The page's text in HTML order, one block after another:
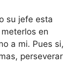
su jefe esta
en
a mi. Pues si,
perseverar